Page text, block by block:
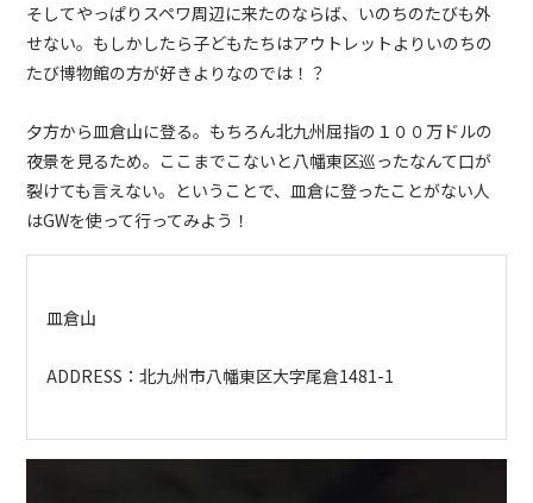
そしてやっぱりスペワ周辺に来たのならば、いのちのたびも外
せない。もしかしたら子どもたちはアウトレットよりいのちの
たび博物館の方が好きよりなのでは！？
夕方から皿倉山に登る。もちろん北九州屈指の１００万ドルの
夜景を見るため。ここまでこないと八幡東区巡ったなんて口が
裂けても言えない。ということで、皿倉に登ったことがない人
はGWを使って行ってみよう！
皿倉山
ADDRESS：北九州市八幡東区大字尾倉1481-1